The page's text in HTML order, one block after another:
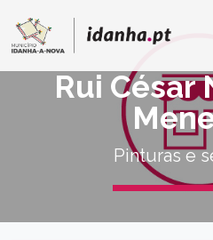
Rui César
Pinturas e